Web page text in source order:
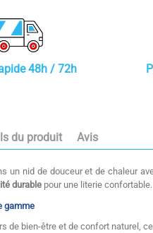
48h / 72h
du produit Avis
un nid de douceur et de chaleur
durable pour une literie confortable.
gamme
de bien-être et de confort naturel,